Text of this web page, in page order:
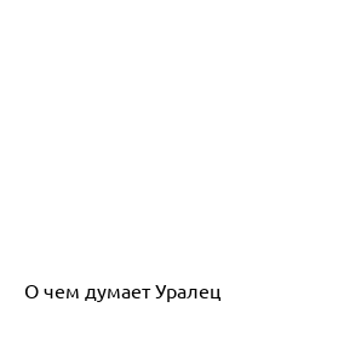
О чем думает Уралец